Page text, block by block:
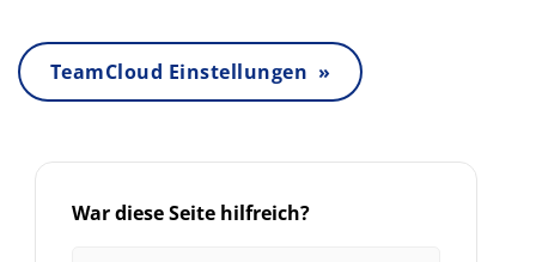
TeamCloud Einstellungen »
War diese Seite hilfreich?